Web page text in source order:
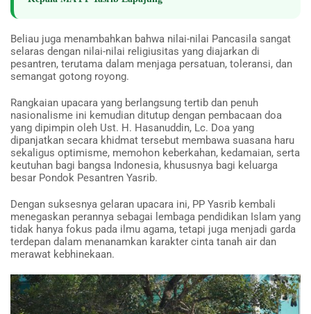
Beliau juga menambahkan bahwa nilai-nilai Pancasila sangat
selaras dengan nilai-nilai religiusitas yang diajarkan di
pesantren, terutama dalam menjaga persatuan, toleransi, dan
semangat gotong royong.
Rangkaian upacara yang berlangsung tertib dan penuh
nasionalisme ini kemudian ditutup dengan pembacaan doa
yang dipimpin oleh Ust. H. Hasanuddin, Lc. Doa yang
dipanjatkan secara khidmat tersebut membawa suasana haru
sekaligus optimisme, memohon keberkahan, kedamaian, serta
keutuhan bagi bangsa Indonesia, khususnya bagi keluarga
besar Pondok Pesantren Yasrib.
Dengan suksesnya gelaran upacara ini, PP Yasrib kembali
menegaskan perannya sebagai lembaga pendidikan Islam yang
tidak hanya fokus pada ilmu agama, tetapi juga menjadi garda
terdepan dalam menanamkan karakter cinta tanah air dan
merawat kebhinekaan.